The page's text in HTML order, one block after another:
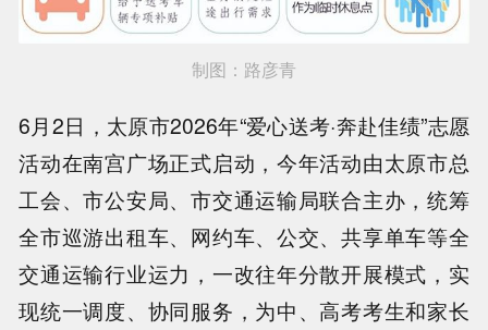
制图：路彦青
6月2日，太原市2026年“爱心送考·奔赴佳绩”志愿
活动在南宫广场正式启动，今年活动由太原市总
工会、市公安局、市交通运输局联合主办，统筹
全市巡游出租车、网约车、公交、共享单车等全
交通运输行业运力，一改往年分散开展模式，实
现统一调度、协同服务，为中、高考考生和家长